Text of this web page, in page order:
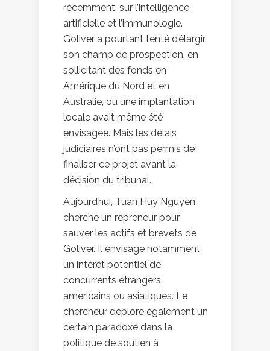
récemment, sur l’intelligence
artificielle et l’immunologie.
Goliver a pourtant tenté d’élargir
son champ de prospection, en
sollicitant des fonds en
Amérique du Nord et en
Australie, où une implantation
locale avait même été
envisagée. Mais les délais
judiciaires n’ont pas permis de
finaliser ce projet avant la
décision du tribunal.
Aujourd’hui, Tuan Huy Nguyen
cherche un repreneur pour
sauver les actifs et brevets de
Goliver. Il envisage notamment
un intérêt potentiel de
concurrents étrangers,
américains ou asiatiques. Le
chercheur déplore également un
certain paradoxe dans la
politique de soutien à